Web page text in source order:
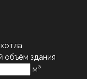
объём здания
м³